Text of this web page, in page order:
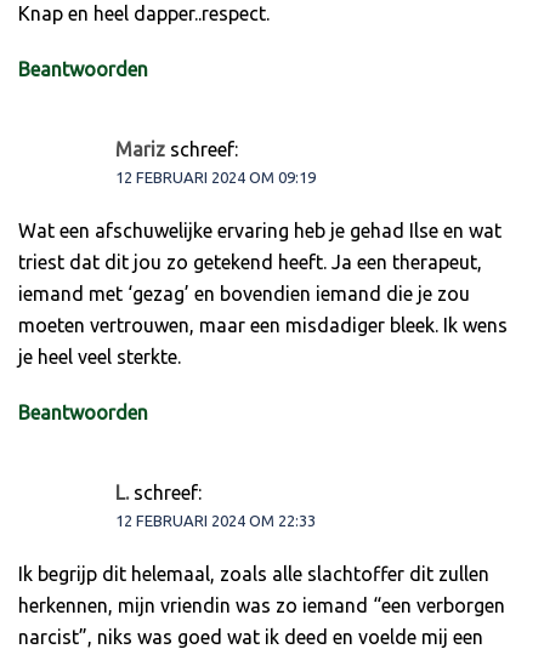
Knap en heel dapper..respect.
Beantwoorden
Mariz schreef:
12 FEBRUARI 2024 OM 09:19
Wat een afschuwelijke ervaring heb je gehad Ilse en wat
triest dat dit jou zo getekend heeft. Ja een therapeut,
iemand met ‘gezag’ en bovendien iemand die je zou
moeten vertrouwen, maar een misdadiger bleek. Ik wens
je heel veel sterkte.
Beantwoorden
L. schreef:
12 FEBRUARI 2024 OM 22:33
Ik begrijp dit helemaal, zoals alle slachtoffer dit zullen
herkennen, mijn vriendin was zo iemand “een verborgen
narcist”, niks was goed wat ik deed en voelde mij een